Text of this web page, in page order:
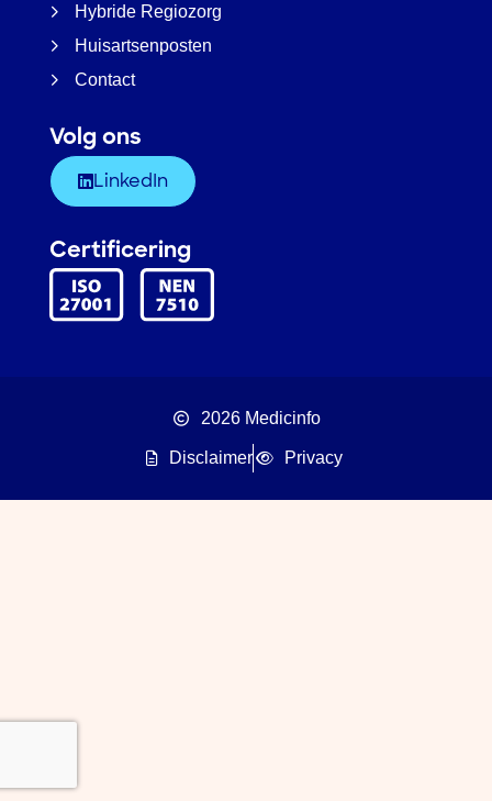
Hybride Regiozorg
Huisartsenposten
Contact
Volg ons
LinkedIn
Certificering
2026 Medicinfo
Disclaimer Privacy